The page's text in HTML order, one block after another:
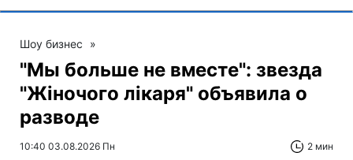
Шоу бизнес »
"Мы больше не вместе": звезда
"Жіночого лікаря" объявила о
разводе
10:40 03.08.2026 Пн 2 мин